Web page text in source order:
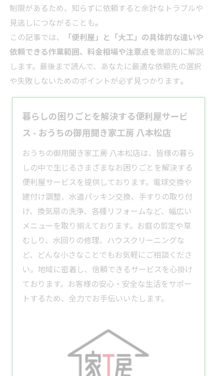
制限があるため、知らずに依頼すると余計なトラブルや
見逃しにつながることも。
この記事では、
「便利屋」と「大工」の具体的な違いや
依頼できる作業範囲、料金相場や注意点を徹底的に解説
します。最後まで読んで、あなたに最適な依頼先の選択
や失敗しないためのポイントが必ず見つかります。
暮らしの困りごとを解決する便利屋サービ
ス - おうちの御用聞き家工房 八本松店
​おうちの御用聞き家工房 八本松店は、皆様の暮ら
しの中で生じるさまざまなお困りごとを解決する
便利屋サービスを提供しております。​電球交換や
建付け調整、水道パッキン交換、手すりの取り付
け、 換気扇の洗浄、各種 リフォームなど、幅広い
メニューを取り揃えております。​お庭の剪定や草
むしり、水回りの修理、ハウスクリーニングな
ど、どんな小さなことでもお気軽にご相談くださ
い。​地域に密着し、信頼できるサービスを心掛け
ております。​お客様の安心・安全な生活をサポー
トするため、全力でお手伝いいたします。